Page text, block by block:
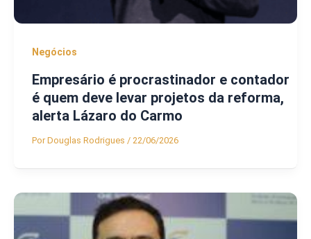
Negócios
Empresário é procrastinador e contador
é quem deve levar projetos da reforma,
alerta Lázaro do Carmo
PorDouglas Rodrigues / 22/06/2026